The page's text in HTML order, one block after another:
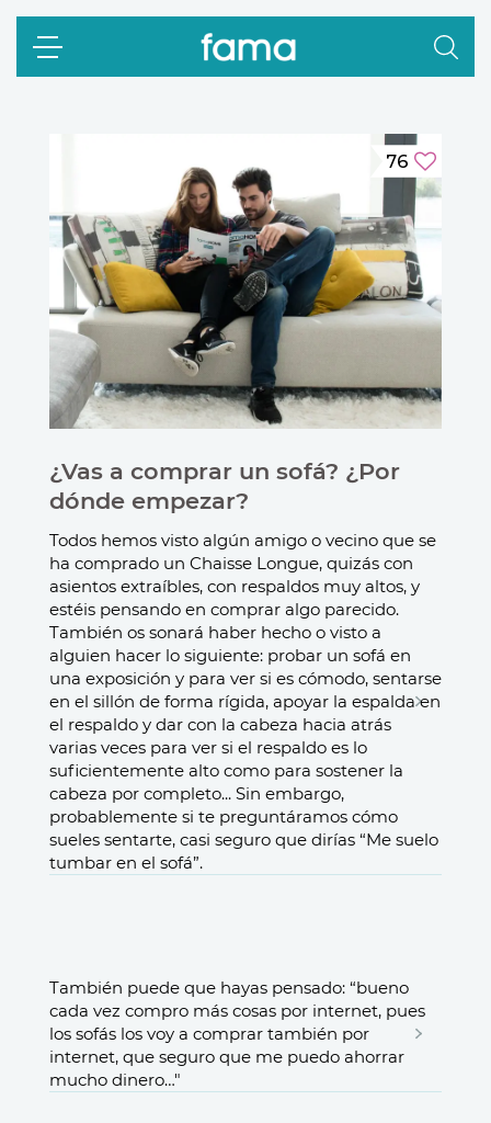
76
¿Vas a comprar un sofá? ¿Por
dónde empezar?
Todos hemos visto algún amigo o vecino que se
ha comprado un Chaisse Longue, quizás con
asientos extraíbles, con respaldos muy altos, y
estéis pensando en comprar algo parecido.
También os sonará haber hecho o visto a
alguien hacer lo siguiente: probar un sofá en
una exposición y para ver si es cómodo, sentarse
en el sillón de forma rígida, apoyar la espalda en
el respaldo y dar con la cabeza hacia atrás
varias veces para ver si el respaldo es lo
suficientemente alto como para sostener la
cabeza por completo... Sin embargo,
probablemente si te preguntáramos cómo
sueles sentarte, casi seguro que dirías “Me suelo
tumbar en el sofá”.
También puede que hayas pensado: “bueno
cada vez compro más cosas por internet, pues
los sofás los voy a comprar también por
internet, que seguro que me puedo ahorrar
mucho dinero…"